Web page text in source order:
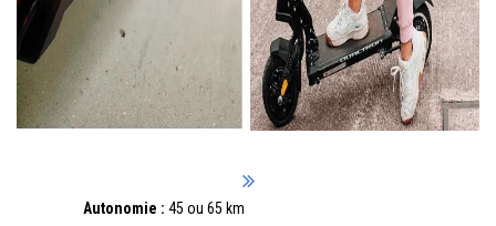
Autonomie : 45 ou 65 km